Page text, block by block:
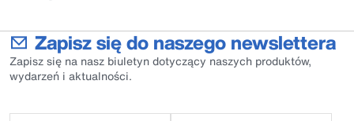
Zapisz się do naszego newslettera
Zapisz się na nasz biuletyn dotyczący naszych produktów,
wydarzeń i aktualności.